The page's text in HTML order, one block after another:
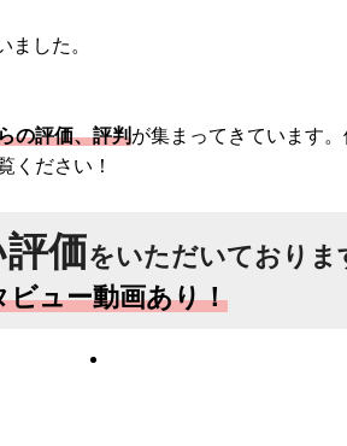
ました。
の評価、評判が集まってきています
ください！
価をいただいておりま
ビュー動画あり！